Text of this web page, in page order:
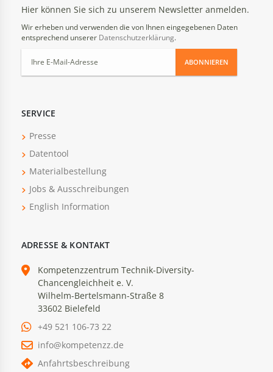
Hier können Sie sich zu unserem Newsletter anmelden.
Wir erheben und verwenden die von Ihnen eingegebenen Daten
entsprechend unserer Datenschutzerklärung.
ABONNIEREN
SERVICE
Presse
Datentool
Materialbestellung
Jobs & Ausschreibungen
English Information
ADRESSE & KONTAKT
Kompetenzzentrum Technik-Diversity-
Chancengleichheit e. V.
Wilhelm-Bertelsmann-Straße 8
33602 Bielefeld
+49 521 106-73 22
info@kompetenzz.de
Anfahrtsbeschreibung